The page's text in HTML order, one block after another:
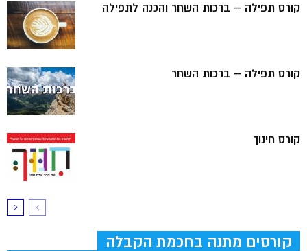
קורס תפילה – ברכות השחר והכנה לתפילה
קורס תפילה – ברכות השחר
קורס חינוך
קורסים מתנה בחכמת הקבלה